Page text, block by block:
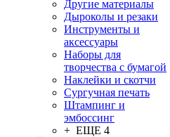
Другие материалы
Дыроколы и резаки
Инструменты и
аксессуары
Наборы для
творчества с бумагой
Наклейки и скотчи
Сургучная печать
Штампинг и
эмбоссинг
+ ЕЩЕ 4